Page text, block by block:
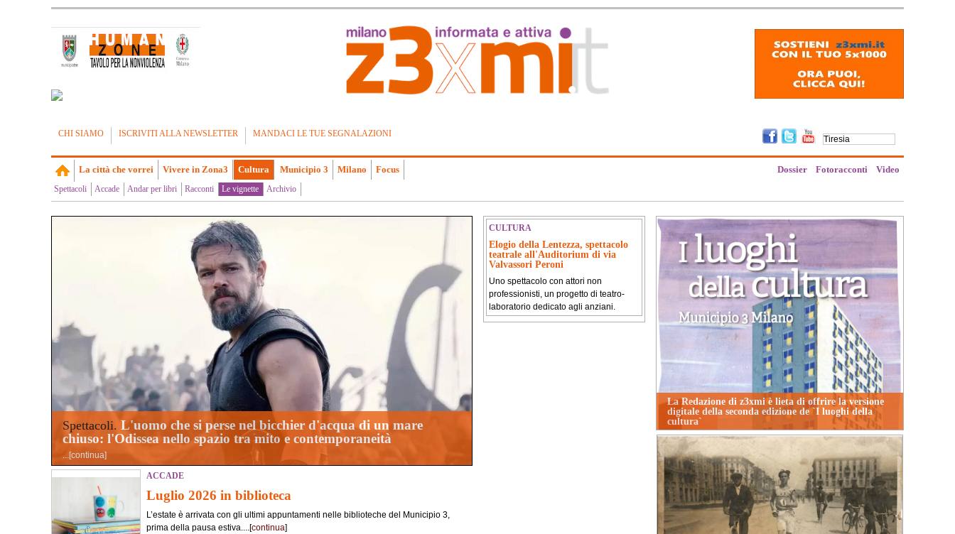
CHI SIAMO ISCRIVITI ALLA NEWSLETTER MANDACI LE TUE SEGNALAZIONI
La città che vorrei Vivere in Zona3 Cultura Municipio 3 Milano Focus Dossier Fotoracconti Video
Spettacoli Accade Andar per libri Racconti Le vignette Archivio
Spettacoli. L'uomo che si perse nel bicchier d'acqua di un mare
chiuso: l'Odissea nello spazio tra mito e contemporaneità
...[continua]
ACCADE
Luglio 2026 in biblioteca
L’estate è arrivata con gli ultimi appuntamenti nelle biblioteche del Municipio 3,
prima della pausa estiva....[continua]
CULTURA
Elogio della Lentezza, spettacolo
teatrale all'Auditorium di via
Valvassori Peroni
Uno spettacolo con attori non
professionisti, un progetto di teatro-
laboratorio dedicato agli anziani.
La Redazione di z3xmi è lieta di offrire la versione
digitale della seconda edizione de `I luoghi della
cultura`